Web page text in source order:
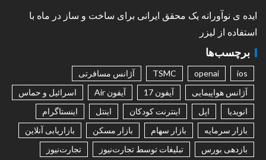
ایده ی نوآورانه یک محقق ایرانی برای ساخت و ساز در ماه با
استفاده از لیزر
برچسب‌ها
ios
openai
TSMC
آژانس مسافرتی
آژانس هواپیمایی
آیفون 17 آیفون Air
اسرائیل و حماس
انویدیا
اپل اینترنت کودکان اینتل
اینستاگرام
بازار سرمایه
بازار سهام بازار مسکن
بازاریابی آنلاین
بازدهی بورس
تبلیغات توسط تجارت‌نیوز
تجارت‌نیوز